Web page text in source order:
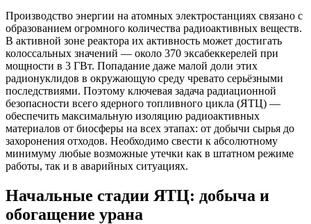
Производство энергии на атомных электростанциях связано с
образованием огромного количества радиоактивных веществ.
В активной зоне реактора их активность может достигать
колоссальных значений — около 370 эксабеккерелей при
мощности в 3 ГВт. Попадание даже малой доли этих
радионуклидов в окружающую среду чревато серьёзными
последствиями. Поэтому ключевая задача радиационной
безопасности всего ядерного топливного цикла (ЯТЦ) —
обеспечить максимальную изоляцию радиоактивных
материалов от биосферы на всех этапах: от добычи сырья до
захоронения отходов. Необходимо свести к абсолютному
минимуму любые возможные утечки как в штатном режиме
работы, так и в аварийных ситуациях.
Начальные стадии ЯТЦ: добыча и
обогащение урана